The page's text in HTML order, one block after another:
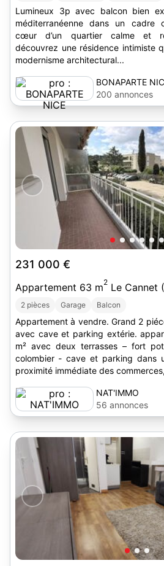
Lumineux 3p avec balcon bien
méditerranéenne dans un cadre
cœur d’un quartier calme et
découvrez une résidence intimiste
modernisme architectural...
BONAPARTE
200 annonces
231 000 €
Appartement 63 m2 Le Cannet
2 pièces Garage Balcon
Appartement à vendre. Grand 2
avec cave et parking extérie.
m² avec deux terrasses – fort
colombier - cave et parking dans un secteur recherché à
proximité immédiate des
NAT'IMMO
56 annonces